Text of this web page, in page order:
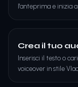
l'anteprima e inizia
Crea il tuo
Inserisci il testo o
voiceover in stile